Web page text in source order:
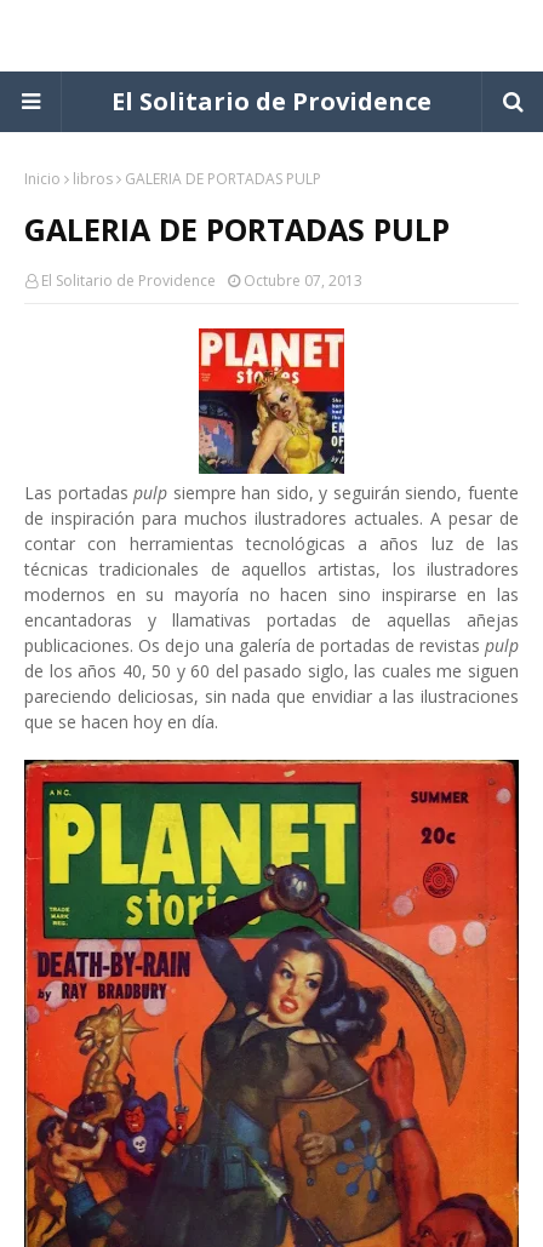
El Solitario de Providence
Inicio libros GALERIA DE PORTADAS PULP
GALERIA DE PORTADAS PULP
El Solitario de Providence Octubre 07, 2013
Las portadaspulp siempre han sido, y seguirán siendo, fuente
de inspiración para muchos ilustradores actuales. A pesar de
contar con herramientas tecnológicas a años luz de las
técnicas tradicionales de aquellos artistas, los ilustradores
modernos en su mayoría no hacen sino inspirarse en las
encantadoras y llamativas portadas de aquellas añejas
publicaciones. Os dejo una galería de portadas de revistas pulp
de los años 40, 50 y 60 del pasado siglo, las cuales me siguen
pareciendo deliciosas, sin nada que envidiar a las ilustraciones
que se hacen hoy en día.